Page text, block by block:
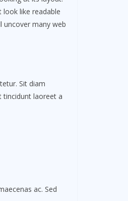
like readable
uncover many web
Sit diam
tincidunt laoreet a
ac. Sed